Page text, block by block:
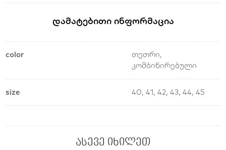
Დამატებითი Ინფორმაცია
color
თეთრი,
კომბინირებული
size 40, 41, 42, 43, 44, 45
ასევე იხილეთ